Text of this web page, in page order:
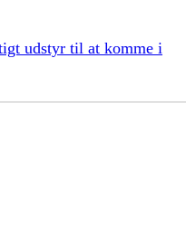
udstyr til at komme i